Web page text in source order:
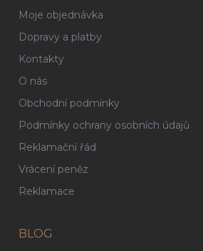
Moje objednávka
Dopravy a platby
Kontakty
O nás
Obchodní podmínky
Podmínky ochrany osobních údajů
Reklamační řád
Vrácení peněz
Reklamace
BLOG